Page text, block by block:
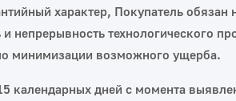
характер, Покупатель обязан
непрерывность технологического
минимизации возможного ущерба.
календарных дней с момента